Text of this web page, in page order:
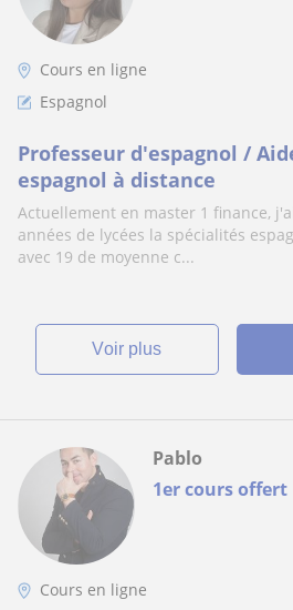
Cours en ligne
Espagnol
Professeur d'espagnol /
espagnol à distance
Actuellement en master 1 finance,
années de lycées la spécialités
avec 19 de moyenne c...
voir plus
1er cours offert
Pablo
Cours en ligne